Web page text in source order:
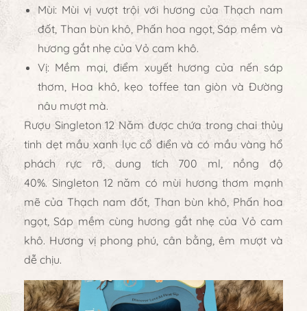
Mùi: Mùi vị vượt trội với hương của Thạch nam
đốt, Than bùn khô, Phấn hoa ngọt, Sáp mềm và
hương gắt nhẹ của Vỏ cam khô.
Vị: Mềm mại, điểm xuyết hương của nến sáp
thơm, Hoa khô, kẹo toffee tan giòn và Đường
nâu mượt mà.
Rượu Singleton 12 Năm được chứa trong chai thủy
tinh dẹt mầu xanh lục cổ điển và có mầu vàng hổ
phách rực rỡ, dung tích 700 ml, nồng độ
40%. Singleton 12 năm có mùi hương thơm mạnh
mẽ của Thạch nam đốt, Than bùn khô, Phấn hoa
ngọt, Sáp mềm cùng hương gắt nhẹ của Vỏ cam
khô. Hương vị phong phú, cân bằng, êm mượt và
dễ chịu.